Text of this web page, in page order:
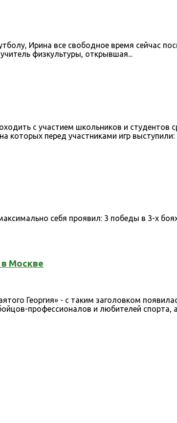
Ирина все свободное время сейчас
физкультуры, открывшая...
с участием школьников и студентов
которых перед участниками игр
себя проявил: 3 победы в 3-х
в Москве
Георгия» - с таким заголовком
профессионалов и любителей спорта,